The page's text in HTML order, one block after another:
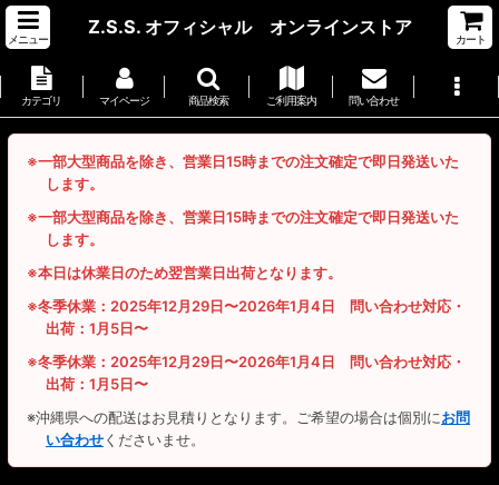
メニュー
Z.S.S. オフィシャル オンラインストア
カート
カテゴリ マイページ 商品検索 ご利用案内 問い合わせ
※一部大型商品を除き、営業日15時までの注文確定で即日発送いた
します。
※一部大型商品を除き、営業日15時までの注文確定で即日発送いた
します。
※本日は休業日のため翌営業日出荷となります。
※冬季休業：2025年12月29日〜2026年1月4日 問い合わせ対応・
出荷：1月5日〜
※冬季休業：2025年12月29日〜2026年1月4日 問い合わせ対応・
出荷：1月5日〜
※沖縄県への配送はお見積りとなります。ご希望の場合は個別にお問
い合わせくださいませ。